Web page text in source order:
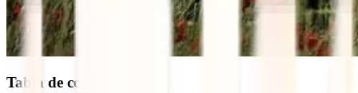
Tabla de contenidos